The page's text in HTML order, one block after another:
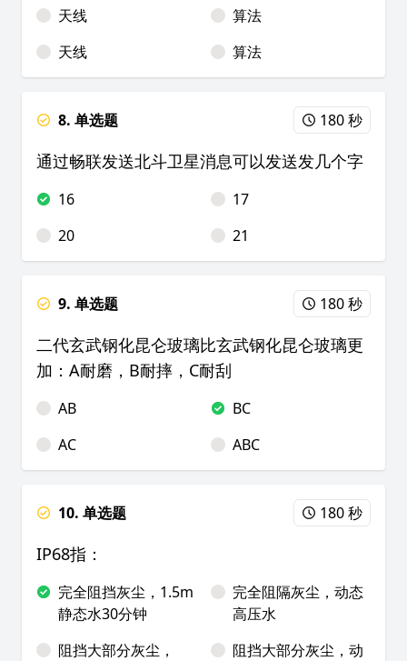
天线
算法
天线
算法
8. 单选题 180 秒
通过畅联发送北斗卫星消息可以发送发几个字
16
17
20
21
9. 单选题 180 秒
二代玄武钢化昆仑玻璃比玄武钢化昆仑玻璃更
加：A耐磨，B耐摔，C耐刮
AB
BC
AC
ABC
10. 单选题 180 秒
IP68指：
完全阻挡灰尘，1.5m
静态水30分钟
完全阻隔灰尘，动态
高压水
阻挡大部分灰尘，
阻挡大部分灰尘，动